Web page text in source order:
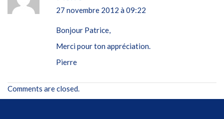
27 novembre 2012 à 09:22
Bonjour Patrice,
Merci pour ton appréciation.
Pierre
Comments are closed.